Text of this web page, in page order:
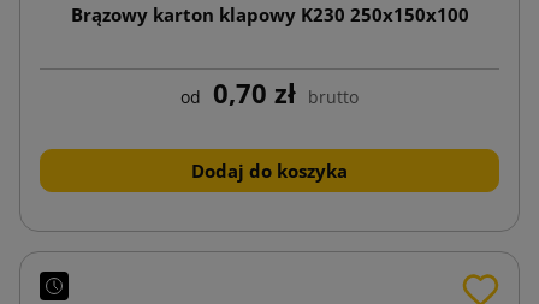
Brązowy karton klapowy K230 250x150x100
od 0,70 zł brutto
Dodaj do koszyka